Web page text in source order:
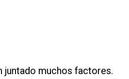
juntado muchos factores.